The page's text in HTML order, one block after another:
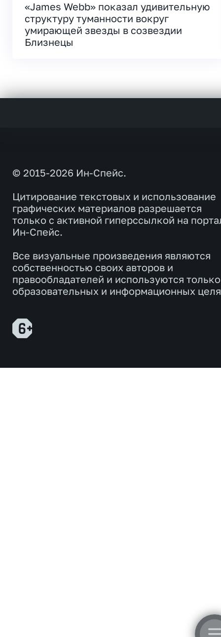
«James Webb» показал удивительную
структуру туманности вокруг
умирающей звезды в созвездии
Близнецы
© 2015-2026 Ин-Спейс.
Цитирование текстовых и использование
графических материалов разрешается
только с активной гиперссылкой на
Ин-Спейс.
Все визуальные произведения являются
собственностью своих авторов и
правообладателей и используются
образовательных и информационных